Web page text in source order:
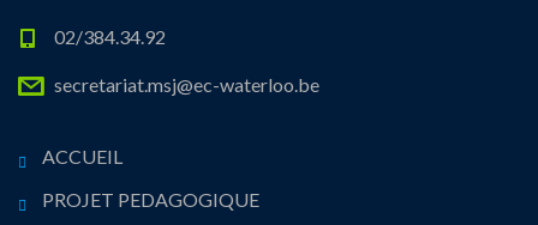
02/384.34.92
secretariat.msj@ec-waterloo.be
ACCUEIL
PROJET PEDAGOGIQUE